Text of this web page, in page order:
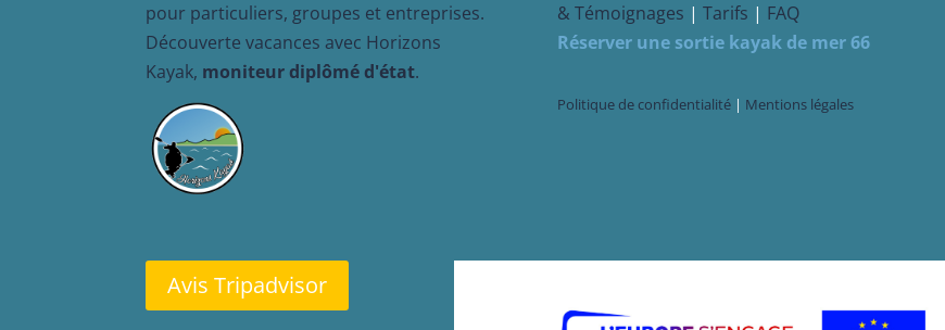
pour particuliers, groupes et entreprises.
Découverte vacances avec Horizons
Kayak, moniteur diplômé d'état.
& Témoignages | Tarifs | FAQ
Réserver une sortie kayak de mer 66
Politique de confidentialité| Mentions légales
Avis Tripadvisor